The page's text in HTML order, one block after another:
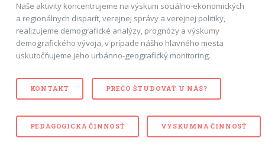
Naše aktivity koncentrujeme na výskum sociálno-ekonomických
a regionálnych disparít, verejnej správy a verejnej politiky,
realizujeme demografické analýzy, prognózy a výskumy
demografického vývoja, v prípade nášho hlavného mesta
uskutočňujeme jeho urbánno-geografický monitoring.
KONTAKT PREČO ŠTUDOVAŤ U NÁS?
PEDAGOGICKÁ ČINNOSŤ VÝSKUMNÁ ČINNOSŤ